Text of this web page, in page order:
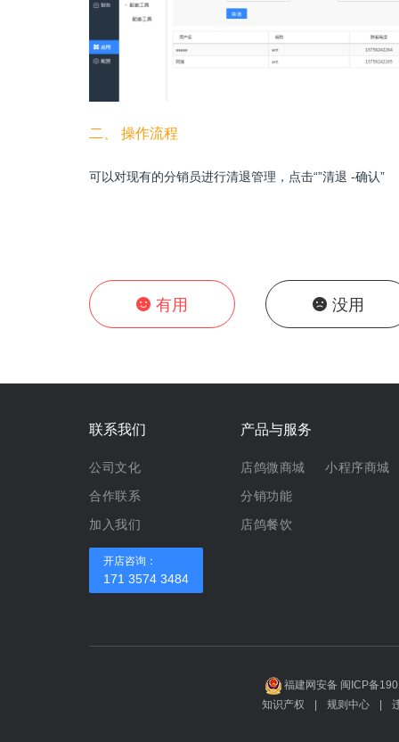
二、 操作流程
可以对现有的分销员进行清退管理，点击“”清退 -确认”
有用 没用
联系我们
公司文化
合作联系
加入我们
开店咨询：
171 3574 3484
产品与服务
店鸽微商城
小程序商城
分销功能
店鸽餐饮
福建网安备 闽ICP备
知识产权
| 规则中心 |